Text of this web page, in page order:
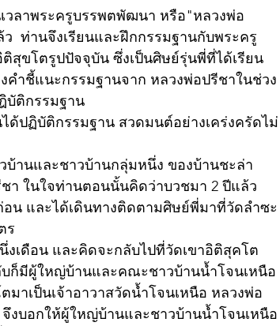
วลาพระครูบรรพตพัฒนา หรือ"หลวงพ่อ
ท่านจึงเรียนและฝึกกรรมฐานกับพระครู
สุขโตรูปปัจจุบัน ซึ่งเป็นศิษย์รุ่นพี่ที่ได้เรียน
ำชี้แนะกรรมฐานจาก หลวงพ่อปรีชาในช่วง
บัติกรรมฐาน
ด้ปฏิบัติกรรมฐาน สวดมนต์อย่างเคร่งครัดไม่
านและชาวบ้านกลุ่มหนึ่ง ของบ้านชะล่า
า ในใจท่านตอนนั้นคิดว่าบวชมา 2 ปีแล้ว
น และได้เดินทางติดตามศิษย์พี่มาที่วัดลำซะ
ร
เดือน และคิดจะกลับไปที่วัดเขาอิติสุคโต
ก็มีผู้ใหญ่บ้านและคณะชาวบ้านน้ำโจนเหนือ
าเป็นเจ้าอาวาสวัดน้ำโจนเหนือ หลวงพ่อ
บอกให้ผู้ใหญ่บ้านและชาวบ้านน้ำโจนเหนือ